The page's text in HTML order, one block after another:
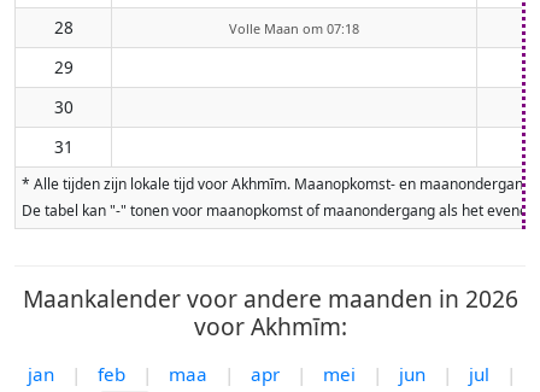
28
Volle Maan om 07:18
29
30
31
* Alle tijden zijn lokale tijd voor Akhmīm. Maanopkomst- en
De tabel kan "-" tonen voor maanopkomst of maanondergang als het
Maankalender voor andere maanden in 2026
voor Akhmīm:
jan | feb | maa | apr | mei | jun | jul
|